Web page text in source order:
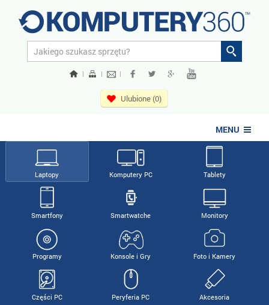
| | |
Ulubione (0)
MENU
Laptopy Komputery PC Tablety
Smartfony Smartwatche Monitory
Programy Konsole i Gry Foto i Kamery
Części PC Peryferia PC Akcesoria